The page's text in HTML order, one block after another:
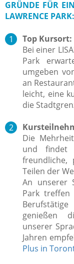
GRÜNDE FÜR
LAWRENCE PARK:
Top Kursort:
Bei einer
Park
umgeben
an
leicht, eine
die
Die
und findet
freundliche,
Teilen der
An unserer
Park treffen
genießen
unserer
Jahren
Plus in